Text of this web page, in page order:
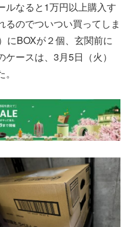
ルなると1万円以上購入す
るのでついつい買ってしま
にBOXが２個、玄関前に
ースは、3月5日（火）